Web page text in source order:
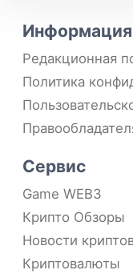
Информация
Редакционная
Политика
Сервис
Game WEB3
Крипто Обзоры
Новости
Криптовалюты